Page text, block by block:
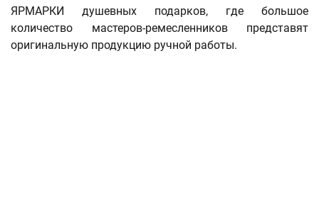
ЯРМАРКИ душевных подарков, где большое
количество мастеров-ремесленников представят
оригинальную продукцию ручной работы.